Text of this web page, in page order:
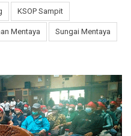
KSOP Sampit
Mentaya Sungai Mentaya